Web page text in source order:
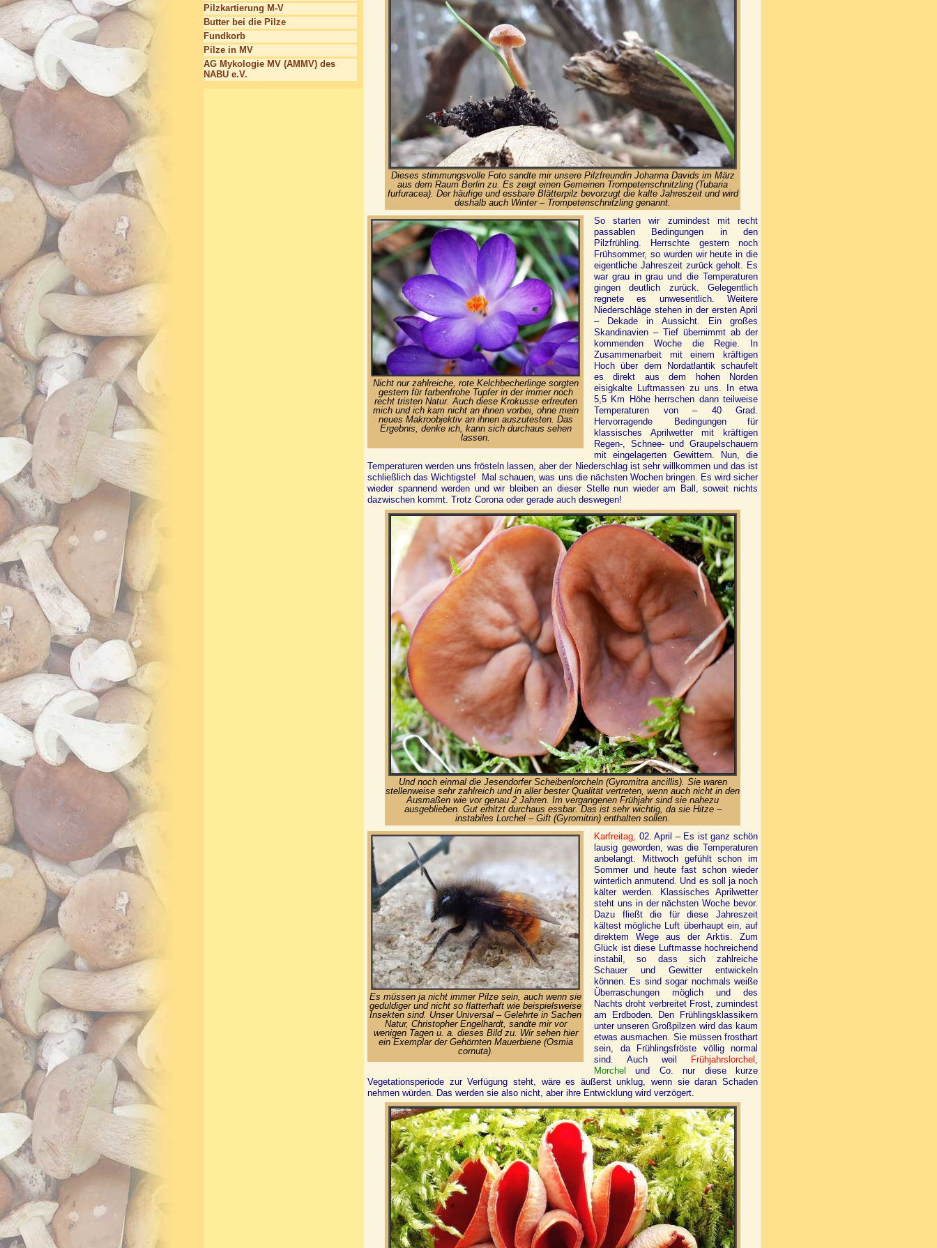
Dieses stimmungsvolle Foto sandte mir unsere Pilzfreundin Johanna Davids im März
aus dem Raum Berlin zu. Es zeigt einen Gemeinen Trompetenschnitzling (Tubaria
furfuracea). Der häufige und essbare Blätterpilz bevorzugt die kalte Jahreszeit und wird
deshalb auch Winter – Trompetenschnitzling genannt.
Nicht nur zahlreiche, rote Kelchbecherlinge sorgten
gestern für farbenfrohe Tupfer in der immer noch
recht tristen Natur. Auch diese Krokusse erfreuten
mich und ich kam nicht an ihnen vorbei, ohne mein
neues Makroobjektiv an ihnen auszutesten. Das
Ergebnis, denke ich, kann sich durchaus sehen
lassen.
So starten wir zumindest mit recht
passablen Bedingungen in den
Pilzfrühling. Herrschte gestern noch
Frühsommer, so wurden wir heute in die
eigentliche Jahreszeit zurück geholt. Es
war grau in grau und die Temperaturen
gingen deutlich zurück. Gelegentlich
regnete es unwesentlich. Weitere
Niederschläge stehen in der ersten April
– Dekade in Aussicht. Ein großes
Skandinavien – Tief übernimmt ab der
kommenden Woche die Regie. In
Zusammenarbeit mit einem kräftigen
Hoch über dem Nordatlantik schaufelt
es direkt aus dem hohen Norden
eisigkalte Luftmassen zu uns. In etwa
5,5 Km Höhe herrschen dann teilweise
Temperaturen von – 40 Grad.
Hervorragende Bedingungen für
klassisches
Aprilwetter mit kräftigen
Regen-, Schnee- und Graupelschauern
mit eingelagerten Gewittern. Nun, die
Temperaturen werden uns frösteln lassen, aber der Niederschlag ist sehr willkommen und das ist
schließlich das Wichtigste! Mal schauen, was uns die nächsten Wochen bringen. Es wird sicher
wieder spannend werden und wir bleiben an dieser Stelle nun wieder am Ball, soweit nichts
dazwischen kommt. Trotz Corona oder gerade auch deswegen!
Und noch einmal die Jesendorfer Scheibenlorcheln (Gyromitra ancillis). Sie waren
stellenweise sehr zahlreich und in aller bester Qualität vertreten, wenn auch nicht in den
Ausmaßen wie vor genau 2 Jahren. Im vergangenen Frühjahr sind sie nahezu
ausgeblieben. Gut erhitzt durchaus essbar. Das ist sehr wichtig, da sie Hitze –
instabiles Lorchel – Gift (Gyromitrin) enthalten sollen.
Es müssen ja nicht immer Pilze sein, auch wenn sie
geduldiger und nicht so flatterhaft wie beispielsweise
Insekten sind. Unser Universal – Gelehrte in Sachen
Natur, Christopher Engelhardt, sandte mir vor
wenigen Tagen u. a. dieses Bild zu. Wir sehen hier
ein Exemplar der Gehörnten Mauerbiene (Osmia
cornuta).
Karfreitag, 02. April – Es ist ganz schön
lausig geworden, was die Temperaturen
anbelangt. Mittwoch gefühlt schon im
Sommer und heute fast schon wieder
winterlich anmutend. Und es soll ja noch
kälter werden. Klassisches Aprilwetter
steht uns in der nächsten Woche bevor.
Dazu fließt die für diese Jahreszeit
kältest mögliche Luft überhaupt ein, auf
direktem Wege aus der Arktis. Zum
Glück ist diese Luftmasse hochreichend
instabil, so dass sich zahlreiche
Schauer und Gewitter entwickeln
können. Es sind sogar nochmals weiße
Überraschungen möglich und des
Nachts droht verbreitet Frost, zumindest
am Erdboden. Den Frühlingsklassikern
unter unseren Großpilzen wird das kaum
etwas ausmachen. Sie müssen frosthart
sein, da Frühlingsfröste völlig normal
sind. Auch weil
Frühjahrslorchel,
Morchel
und Co. nur diese kurze
Vegetationsperiode zur Verfügung steht, wäre es äußerst unklug, wenn sie daran Schaden
nehmen würden. Das werden sie also nicht, aber ihre Entwicklung wird verzögert.
Pilzkartierung M-V
Butter bei die Pilze
Fundkorb
Pilze in MV
AG Mykologie MV (AMMV) des
NABU e.V.